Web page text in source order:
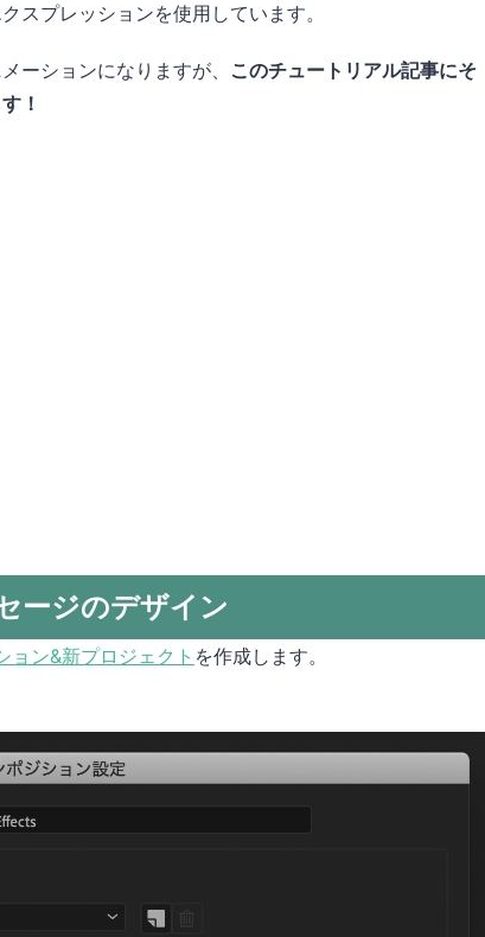
スプレッションを使用しています。
ーションになりますが、 このチュートリアル記事にそ
！
ージのデザイン
ョン&新プロジェクト を作成します。